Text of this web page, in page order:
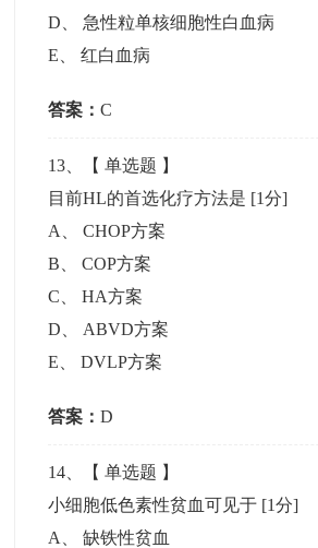
D
急性粒单核细胞性白血病
E 、红白血病
答案：C
13 、【单选题 】
目前HL的首选化疗方法是 [1分]
A
、CHOP方案
B 、COP方案
C 、HA方案
D
ABVD方案
E 、DVLP方案
答案：D
14 、【单选题 】
小细胞低色素性贫血可见于 [1分]
A
、缺铁性贫血